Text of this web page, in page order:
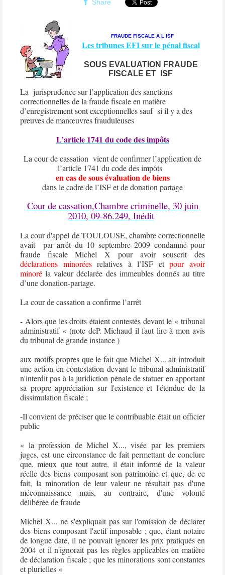
Share
FRAUDE FISCALE A L ISF
Les tribunes EFI sur le pénal fiscal
SOUS EVALUATION FRAUDE
FISCALE ET
ISF
La jurisprudence sur l’application des sanctions
correctionnelles de la fraude fiscale en matière
d’enregistrement sont exceptionnelles sauf si il y a des
preuves de manœuvres frauduleuses
L’article 1741 du code des impôts
La cour de cassation vient de confirmer l’application de
l’article 1741 du code des impôts
en cas de sous évaluation de biens
dans le cadre de l’ISF et de donation partage
Cour de cassation,Chambre criminelle, 30 juin
2010, 09-86.249, Inédit
La cour d'appel de TOULOUSE, chambre correctionnelle
avait
par arrêt du 10 septembre 2009 condamné pour
fraude fiscale Michel X pour avoir souscrit des
déclarations minoréesrelatives à l’ISF etpour avoir
minoré la valeur déclarée des immeubles donnés au titre
d’une donation-partage.
La cour de cassation a confirme l’arrêt
- Alors que les droits étaient contestés devant le « tribunal
administratif « (note deP. Michaud il faut lire à mon avis
du tribunal de grande instance )
aux motifs propres que le fait que Michel X... ait introduit
une action en contestation devant le tribunal administratif
n'interdit pas à la juridiction pénale de statuer en apportant
sa propre appréciation sur l'existence et l'étendue de la
dissimulation fiscale ;
-Il convient de préciser que le contribuable était un officier
public
« la profession de Michel X..., visée par les premiers
juges, est une circonstance de fait permettant de conclure
que, mieux que tout autre, il était informé de la valeur
réelle des biens composant son patrimoine et que, de ce
fait, la minoration de leur valeur ne résultait pas d'une
méconnaissance mais, au contraire, d'une volonté
délibérée de fraude
Michel X... ne s'expliquait pas sur l'omission de déclarer
des biens composant l'actif imposable ; que, étant notaire
de longue date, il ne pouvait ignorer les prix pratiqués en
2004 et il n'ignorait pas les règles applicables en matière
de déclaration fiscale ; que les minorations sont constantes
et plurielles «